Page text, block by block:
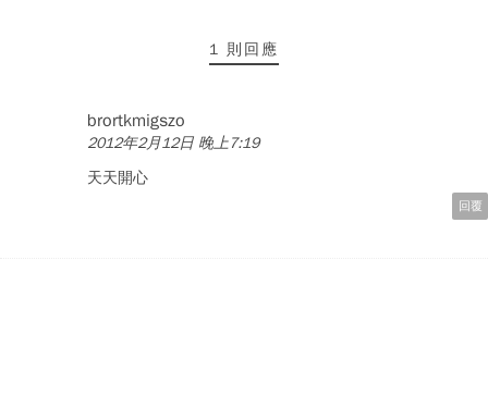
1 則回應
brortkmigszo
2012年2月12日 晚上7:19
天天開心
回覆